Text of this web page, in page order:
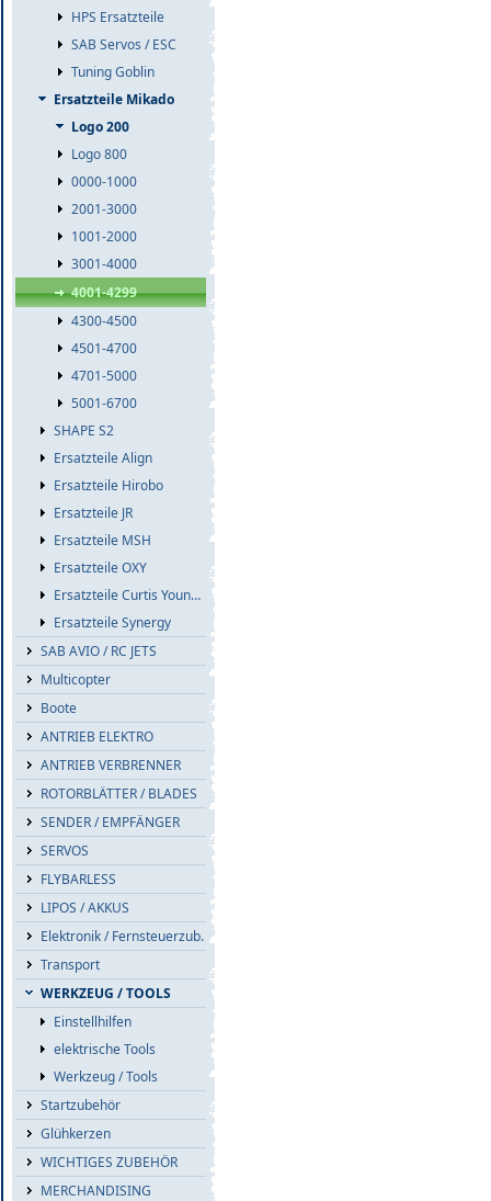
HPS Ersatzteile
SAB Servos / ESC
Tuning Goblin
Ersatzteile Mikado
Logo 200
Logo 800
0000-1000
2001-3000
1001-2000
3001-4000
4001-4299
4300-4500
4501-4700
4701-5000
5001-6700
SHAPE S2
Ersatzteile Align
Ersatzteile Hirobo
Ersatzteile JR
Ersatzteile MSH
Ersatzteile OXY
Ersatzteile Curtis Youngblood
Ersatzteile Synergy
SAB AVIO / RC JETS
Multicopter
Boote
ANTRIEB ELEKTRO
ANTRIEB VERBRENNER
ROTORBLÄTTER / BLADES
SENDER / EMPFÄNGER
SERVOS
FLYBARLESS
LIPOS / AKKUS
Elektronik / Fernsteuerzub.
Transport
WERKZEUG / TOOLS
Einstellhilfen
elektrische Tools
Werkzeug / Tools
Startzubehör
Glühkerzen
WICHTIGES ZUBEHÖR
MERCHANDISING